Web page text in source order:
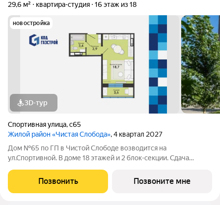
29,6 м²
квартира-студия 16 этаж из 18
новостройка
3D-тур
Спортивная улица,с65
Жилой район «Чистая Слобода», 4 квартал 2027
Дом №65 по ГП в Чистой Слободе возводится на
ул.Спортивной. В доме 18 этажей и 2 блок-секции. Сдача
жителей в доме предусмотрены: видеонаблюдение в местах
общего пользования и во дворе,
Позвонить Позвоните мне